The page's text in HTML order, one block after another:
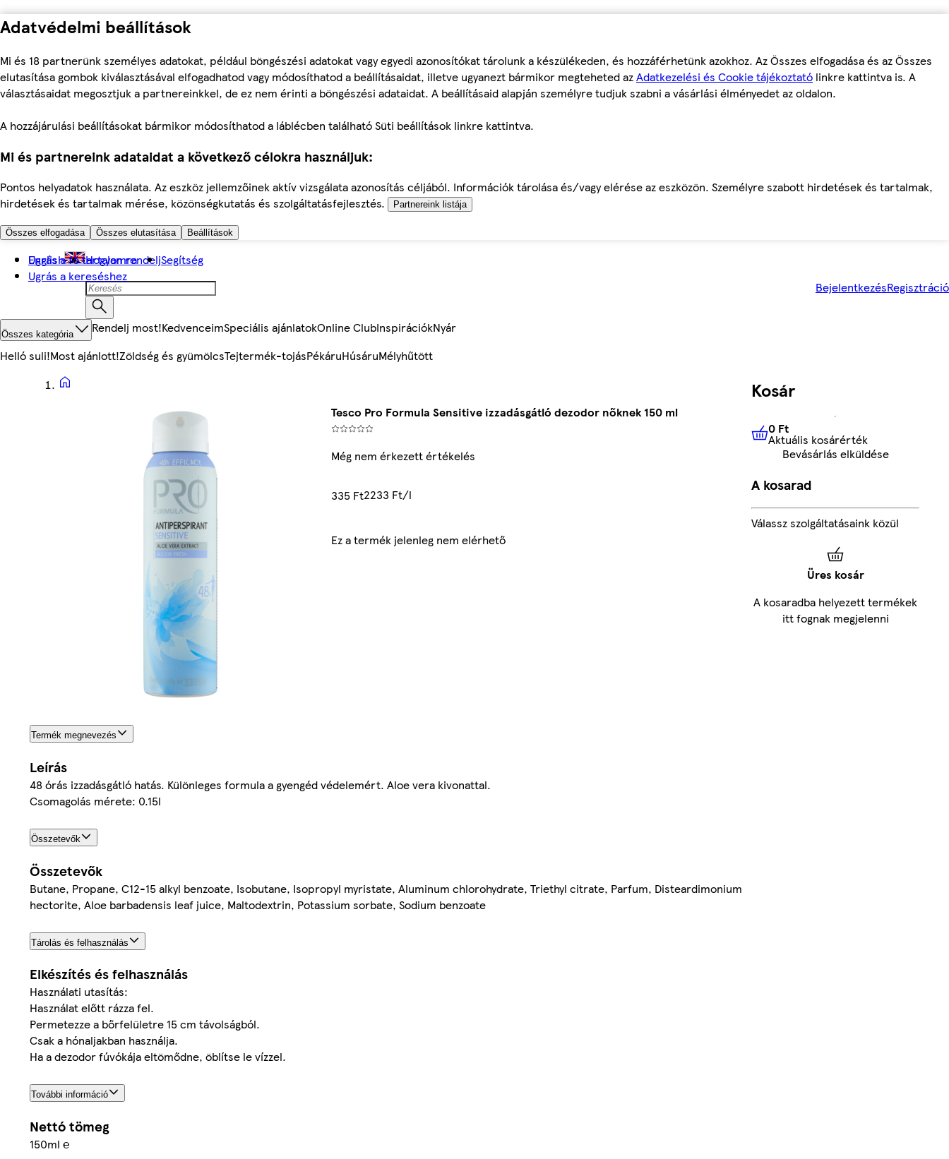
Adatvédelmi beállítások
Mi és 18 partnerünk személyes adatokat, például böngészési adatokat vagy egyedi azonosítókat tárolunk a készülékeden, és hozzáférhetünk azokhoz. Az Összes elfogadása és az Összes
elutasítása gombok kiválasztásával elfogadhatod vagy módosíthatod a beállításaidat, illetve ugyanezt bármikor megteheted azAdatkezelési és Cookie tájékoztató linkre kattintva is. A
választásaidat megosztjuk a partnereinkkel, de ez nem érinti a böngészési adataidat. A beállításaid alapján személyre tudjuk szabni a vásárlási élményedet az oldalon.
A hozzájárulási beállításokat bármikor módosíthatod a láblécben található Süti beállítások linkre kattintva.
Mi és partnereink adataidat a következő célokra használjuk:
Pontos helyadatok használata. Az eszköz jellemzőinek aktív vizsgálata azonosítás céljából. Információk tárolása és/vagy elérése az eszközön. Személyre szabott hirdetések és tartalmak,
hirdetések és tartalmak mérése, közönségkutatás és szolgáltatásfejlesztés.
Partnereink listája
Összes elfogadása Összes elutasítása Beállítások
Ugrás a fő tartalomra
Ugrás a kereséshez
English Hogyan rendeljSegítség
BejelentkezésRegisztráció
Összes kategória Rendelj most!KedvenceimSpeciális ajánlatokOnline ClubInspirációkNyár
Helló suli!Most ajánlott!Zöldség és gyümölcsTejtermék-tojásPékáruHúsáruMélyhűtött
Tesco Pro Formula Sensitive izzadásgátló dezodor nőknek 150 ml
Még nem érkezett értékelés
335 Ft2233 Ft/l
Ez a termék jelenleg nem elérhető
Termék megnevezés
Leírás
48 órás izzadásgátló hatás. Különleges formula a gyengéd védelemért. Aloe vera kivonattal.
Csomagolás mérete: 0.15l
Összetevők
Összetevők
Butane, Propane, C12-15 alkyl benzoate, Isobutane, Isopropyl myristate, Aluminum chlorohydrate, Triethyl citrate, Parfum, Disteardimonium
hectorite, Aloe barbadensis leaf juice, Maltodextrin, Potassium sorbate, Sodium benzoate
Tárolás és felhasználás
Elkészítés és felhasználás
Használati utasítás:
Használat előtt rázza fel.
Permetezze a bőrfelületre 15 cm távolságból.
Csak a hónaljakban használja.
Ha a dezodor fúvókája eltömődne, öblítse le vízzel.
További információ
Nettó tömeg
150ml ℮
Kosár
0 FtAktuális kosárérték
0 Ft
Aktuális kosárérték
Bevásárlás elküldése
A kosarad
Válassz szolgáltatásaink közül
Üres kosár
A kosaradba helyezett termékek
itt fognak megjelenni